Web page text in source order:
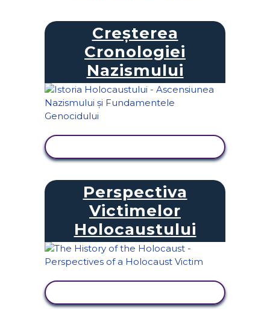
Creșterea
Cronologiei
Nazismului
Perspectiva
Victimelor
Holocaustului